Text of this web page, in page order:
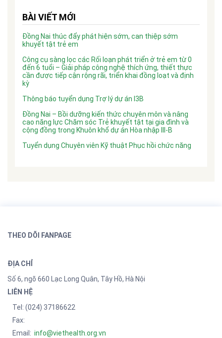
BÀI VIẾT MỚI
Đồng Nai thúc đẩy phát hiện sớm, can thiệp sớm
khuyết tật trẻ em
Công cụ sàng lọc các Rối loạn phát triển ở trẻ em từ 0
đến 6 tuổi – Giải pháp công nghệ thích ứng, thiết thực
cần được tiếp cận rộng rãi, triển khai đồng loạt và định
kỳ
Thông báo tuyển dụng Trợ lý dự án I3B
Đồng Nai – Bồi dưỡng kiến thức chuyên môn và nâng
cao năng lực Chăm sóc Trẻ khuyết tật tại gia đình và
cộng đồng trong Khuôn khổ dự án Hòa nhập III-B
Tuyển dụng Chuyên viên Kỹ thuật Phục hồi chức năng
THEO DÕI FANPAGE
ĐỊA CHỈ
Số 6, ngõ 660 Lạc Long Quân, Tây Hồ, Hà Nội
LIÊN HỆ
Tel: (024) 37186622
Fax:
Email: info@viethealth.org.vn